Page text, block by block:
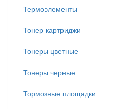
Термоэлементы
Тонер-картриджи
Тонеры цветные
Тонеры черные
Тормозные площадки